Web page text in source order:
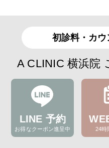
初診料・カ
A CLINIC 横浜院
LINE 予約
お得なクーポン進呈中 24時